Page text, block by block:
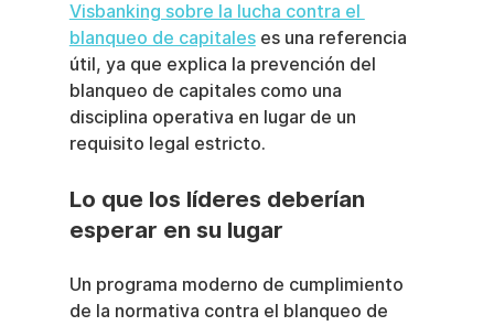
Visbanking sobre la lucha contra el
blanqueo de capitales es una referencia
útil, ya que explica la prevención del
blanqueo de capitales como una
disciplina operativa en lugar de un
requisito legal estricto.
Lo que los líderes deberían
esperar en su lugar
Un programa moderno de cumplimiento
de la normativa contra el blanqueo de